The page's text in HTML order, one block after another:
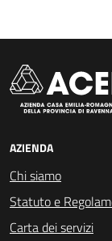
AZIENDA
Chi siamo
Statuto e
Carta dei servizi